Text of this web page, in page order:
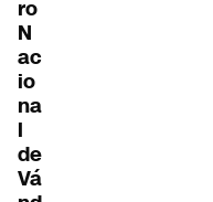
ro
N
ac
io
na
l
de
Vá